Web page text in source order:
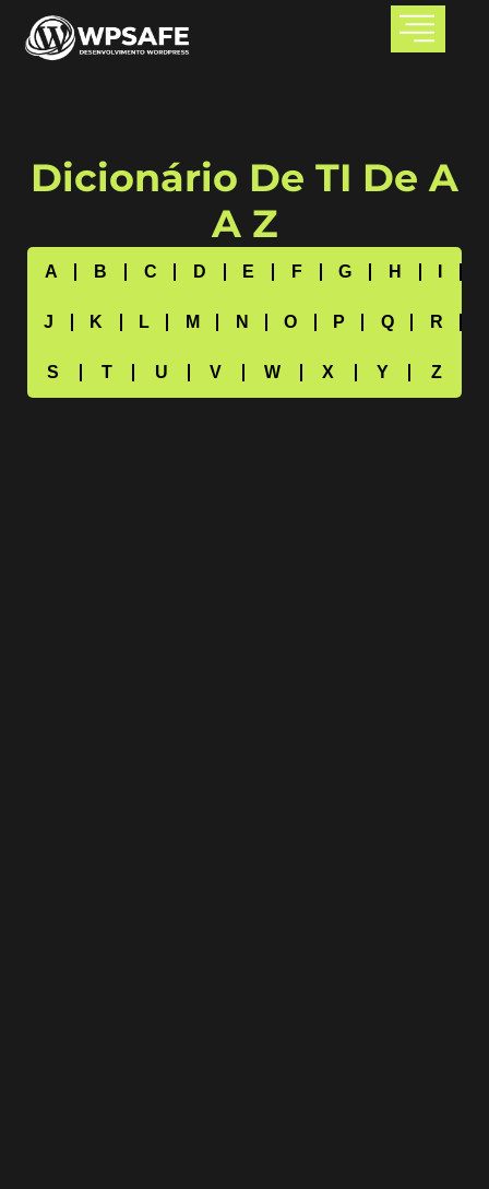
Dicionário De TI De A
A Z
A B C D E F G H
I
J
K L M N O P Q
R
S
T U V W X Y Z